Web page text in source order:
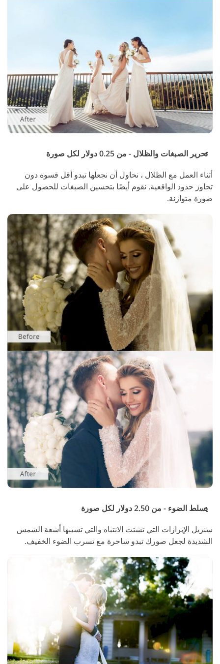
تحرير الصبغات والظلال - من 0.25 دولار لكل صورة
أثناء العمل مع الظلال ، نحاول أن نجعلها تبدو أقل قسوة دون
تجاوز حدود الواقعية. نقوم أيضًا بتحسين الصبغات للحصول على
صورة متوازنة.
يسلط الضوء - من 2.50 دولار لكل صورة
سنزيل الإبرازات التي تشتت الانتباه والتي تسببها أشعة الشمس
الشديدة لجعل صورك تبدو ساحرة مع تسرب الضوء الخفيف.